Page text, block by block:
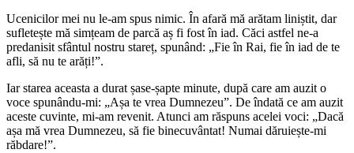
Ucenicilor mei nu le-am spus nimic. În afară mă arătam liniștit, dar
sufletește mă simțeam de parcă aș fi fost în iad. Căci astfel ne-a
predanisit sfântul nostru stareț, spunând: „Fie în Rai, fie în iad de te
afli, să nu te arăți!”.
Iar starea aceasta a durat șase-șapte minute, după care am auzit o
voce spunându-mi: „Așa te vrea Dumnezeu”. De îndată ce am auzit
aceste cuvinte, mi-am revenit. Atunci am răspuns acelei voci: „Dacă
așa mă vrea Dumnezeu, să fie binecuvântat! Numai dăruiește-mi
răbdare!”.